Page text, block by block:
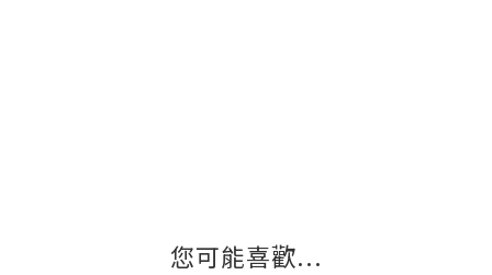
您可能喜歡...